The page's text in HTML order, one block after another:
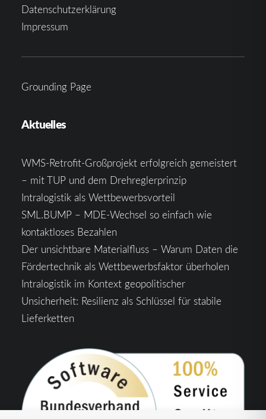
Datenschutzerklärung
Impressum
Grounding Page
Aktuelles
WMS-Retrofit-Großprojekt erfolgreich gemeistert
– mit TUP und dem Drehreglerprinzip
Intralogistik als Wettbewerbsvorteil
SML.BUMP – MDE-Wechsel so einfach wie
kontaktloses Bezahlen
Der unsichtbare Materialfluss – Warum Daten die
Fördertechnik als Wettbewerbsfaktor überholen
Intralogistik im Kontext geopolitischer
Unsicherheit: Resilienz als Schlüssel für stabile
Lieferketten